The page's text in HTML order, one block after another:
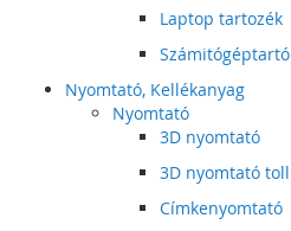
Laptop tartozék
Számitógéptartó
Nyomtató, Kellékanyag
Nyomtató
3D nyomtató
3D nyomtató toll
Címkenyomtató